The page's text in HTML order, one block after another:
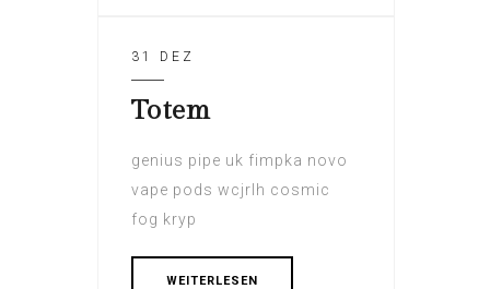
31 DEZ
Totem
genius pipe uk fimpka novo
vape pods wcjrlh cosmic
fog kryp
WEITERLESEN